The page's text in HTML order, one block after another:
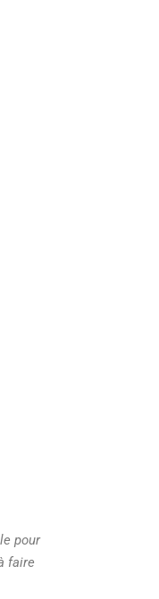
pour
faire